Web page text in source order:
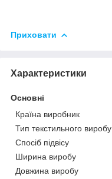
Приховати
Характеристики
Основні
Країна виробник
Тип текстильного виробу
Спосіб підвісу
Ширина виробу
Довжина виробу